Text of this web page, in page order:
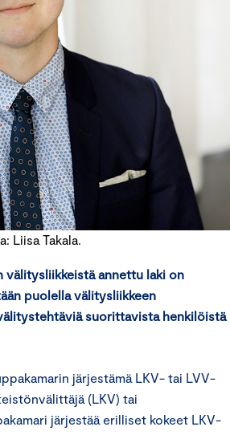
Liisa Takala.
annettu laki on
puolella välitysliikkeen
suorittavista henkilöistä
järjestämä LKV- tai LVV-
(LKV) tai
järjestää erilliset kokeet LKV-